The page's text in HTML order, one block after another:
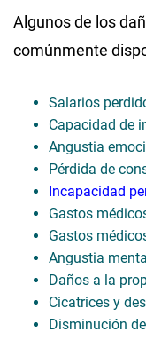
Algunos de los
comúnmente
Salarios
Capacidad de
Angustia
Pérdida de
Incapacidad
Gastos
Gastos
Angustia
Daños a la
Cicatrices y
Disminución